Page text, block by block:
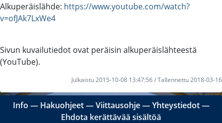
Alkuperäislähde: https://www.youtube.com/watch?
v=ofJAk7LxWe4
Sivun kuvailutiedot ovat peräisin alkuperäislähteestä
(YouTube).
Julkaistu 2015-10-08 13:47:56 / Tallennettu 2018-03-16
Info ― Hakuohjeet―Viittausohje―Yhteystiedot―
Ehdota kerättävää sisältöä